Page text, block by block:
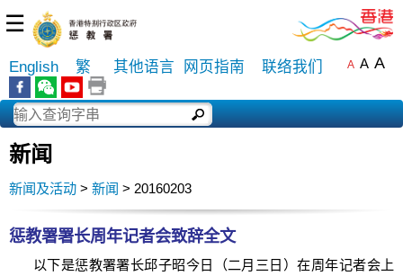
☰
English 繁 其他语言 网页指南 联络我们 A A A
新闻
新闻及活动 > 新闻 > 20160203
惩教署署长周年记者会致辞全文
以下是惩教署署长邱子昭今日（二月三日）在周年记者会上